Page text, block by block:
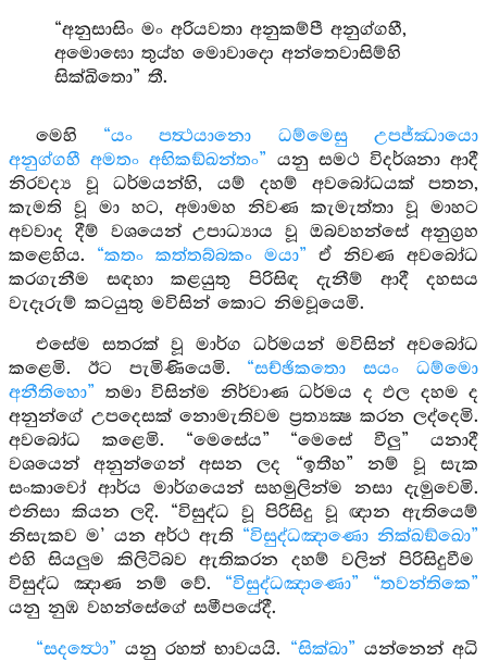
“අනුසාසිං මං අරියවතා අනුකම්පී අනුග්ගහී,
අමොඝො තුය්හ මොවාදො අන්තෙවාසිම්හි
සික්ඛිතො” තී.
මෙහි “යං පත්‍ථයානො ධම්මෙසු උපජ්ඣායො
අනුග්ගහී අමතං අභිකඞ්ඛන්තං” යනු සමථ විදර්ශනා ආදී
නිරවද්‍ය වූ ධර්මයන්හි, යම් දහම් අවබෝධයක් පතන,
කැමති වූ මා හට, අමාමහ නිවණ කැමැත්තා වූ මාහට
අවවාද දීම් වශයෙන් උපාධ්‍යාය වූ ඔබවහන්සේ අනුග්‍රහ
කළෙහිය. “කතං කත්තබ්බකං මයා” ඒ නිවණ අවබෝධ
කරගැනීම සඳහා කළයුතු පිරිසිඳ දැනීම් ආදී දහසය
වැදෑරුම් කටයුතු මවිසින් කොට නිමවූයෙමි.
එසේම සතරක් වූ මාර්ග ධර්මයන් මවිසින් අවබෝධ
කළෙමි. ඊට පැමිණියෙමි. “සච්ඡිකතො සයං ධම්මො
අනීතිහො” තමා විසින්ම නිර්වාණ ධර්මය ද ඵල දහම ද
අනුන්ගේ උපදෙසක් නොමැතිවම ප්‍රත්‍යක්‍ෂ කරන ලද්දෙමි.
අවබෝධ කළෙමි. “මෙසේය” “මෙසේ වීලු” යනාදී
වශයෙන් අනුන්ගෙන් අසන ලද “ඉතීහ” නම් වූ සැක
සංකාවෝ ආර්ය මාර්ගයෙන් සහමුලින්ම නසා දැමුවෙමි.
එනිසා කියන ලදි. “විසුද්ධ වූ පිරිසිදු වූ ඥාන ඇතියෙම්
නිසැකව ම’ යන අර්ථ ඇති “විසුද්ධඤාණො නික්ඛඞ්ඛො”
එහි සියලුම කිලිටිබව ඇතිකරන දහම් වලින් පිරිසිදුවීම
විසුද්ධ ඤාණ නම් වේ. “විසුද්ධඤාණො” “තවන්තිකෙ”
යනු නුඹ වහන්සේගේ සමීපයේදී.
“සදත්‍ථො” යනු රහත් භාවයයි. “සික්ඛා” යන්නෙන් අධි